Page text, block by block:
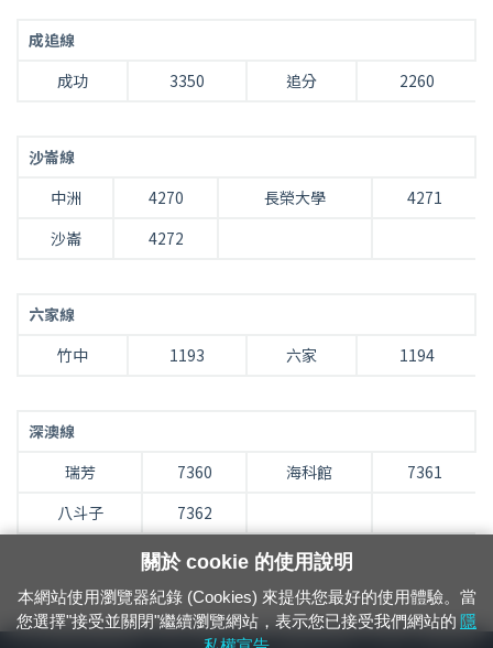
成追線
成功
3350 追分 2260
沙崙線
中洲
4270 長榮大學
4271
沙崙
4272
六家線
竹中
1193 六家 1194
深澳線
瑞芳
7360 海科館
7361
八斗子
7362
24小時緊急通報電話：1933（市話、手機，僅限發現軌道、平交道、橋樑及隧
關於 cookie 的使用說明
本網站使用瀏覽器紀錄 (Cookies) 來提供您最好的使用體驗。當
您選擇"接受並關閉"繼續瀏覽網站，表示您已接受我們網站的 隱